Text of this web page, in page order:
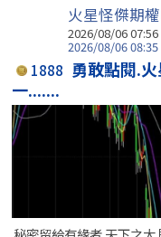
火星怪傑期
2026/08/06 07:56
2026/08/06 08:35
1888 勇敢點閱.
一.......